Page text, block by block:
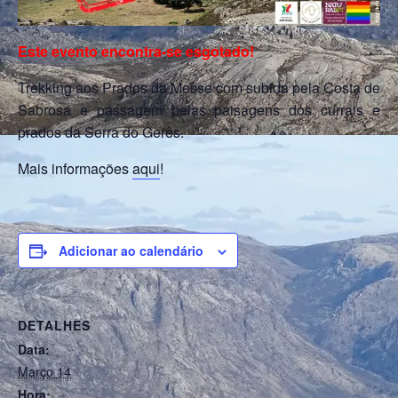
Este evento encontra-se esgotado!
Trekking aos Prados da Messe com subida pela Costa de
Sabrosa e passagem pelas paisagens dos currais e
prados da Serra do Gerês.
Mais informaçõesaqui!
Adicionar ao calendário
DETALHES
Data:
Março 14
Hora: